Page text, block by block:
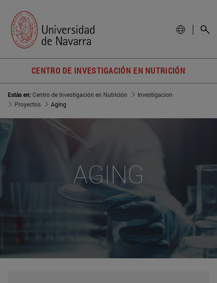
CENTRO DE INVESTIGACIÓN EN NUTRICIÓN
Estás en:Centro de Investigación en Nutrición
Investigacion
Proyectos
Aging
AGING